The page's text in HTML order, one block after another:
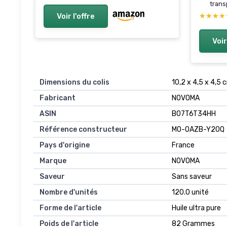
Voir l'offre
Dimensions du colis
10,2 x 4,5 x 4,5
Fabricant
NOVOMA
ASIN
B07T6T34HH
Référence constructeur
MO-OAZB-Y2OQ
Pays d'origine
France
Marque
NOVOMA
Saveur
Sans saveur
Nombre d'unités
120.0 unité
Forme de l'article
Huile ultra pure
Poids de l'article
82 Grammes